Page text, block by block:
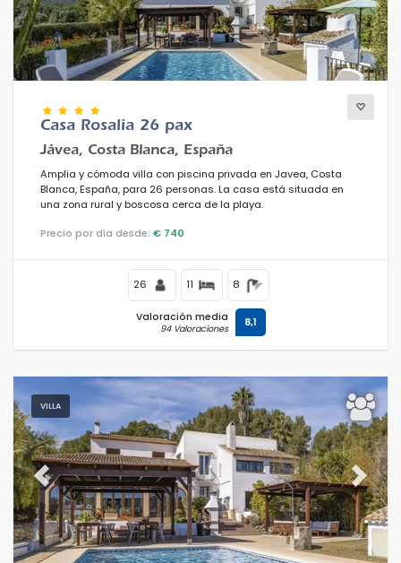
Cuartos de baño
Su selección (122)
Para la familia
Limpiar filtros
Servicios populares
Condiciones
Opciones
Distancias
Casa Rosalia 26 pax
Jávea, Costa Blanca, España
Amplia y cómoda villa con piscina privada en Javea, Costa
Blanca, España, para 26 personas. La casa está situada en
una zona rural y boscosa cerca de la playa.
Precio por día desde: € 740
26 11 8
Valoración media
94 Valoraciones 8,1
VILLA
Previous Next